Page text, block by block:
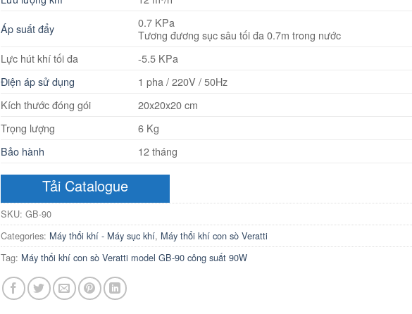
Áp suất đẩy
0.7 KPa
Tương đương sục sâu tối đa 0.7m trong nước
Lực hút khí tối đa
-5.5 KPa
Điện áp sử dụng
1 pha / 220V / 50Hz
Kích thước đóng gói
20x20x20 cm
Trọng lượng
6 Kg
Bảo hành
12 tháng
Tải Catalogue
SKU: GB-90
Categories: Máy thổi khí - Máy sục khí, Máy thổi khí con sò Veratti
Tag: Máy thổi khí con sò Veratti model GB-90 công suất 90W